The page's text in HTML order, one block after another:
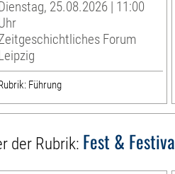
25.08.2026 | 11:00
Forum
Führung
der Rubrik: Fest &